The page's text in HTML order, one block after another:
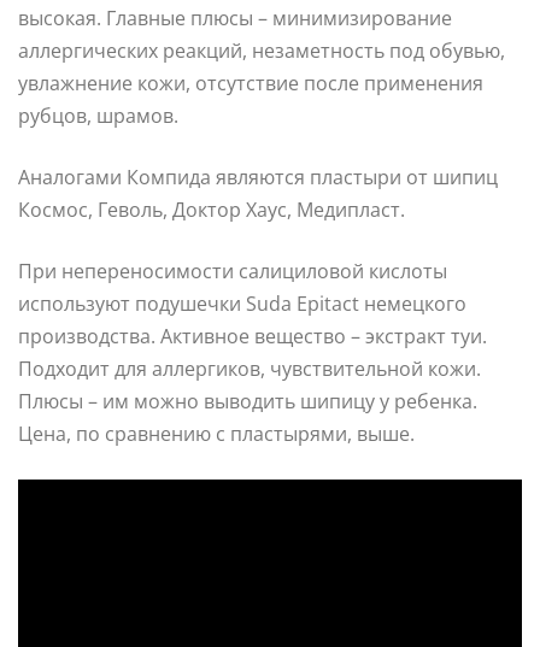
высокая. Главные плюсы – минимизирование
аллергических реакций, незаметность под обувью,
увлажнение кожи, отсутствие после применения
рубцов, шрамов.
Аналогами Компида являются пластыри от шипиц
Космос, Геволь, Доктор Хаус, Медипласт.
При непереносимости салициловой кислоты
используют подушечки Suda Epitact немецкого
производства. Активное вещество – экстракт туи.
Подходит для аллергиков, чувствительной кожи.
Плюсы – им можно выводить шипицу у ребенка.
Цена, по сравнению с пластырями, выше.